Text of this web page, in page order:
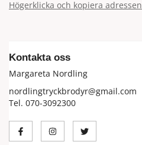
Högerklicka och kopiera adressen
Kontakta oss
Margareta Nordling
nordlingtryckbrodyr@gmail.com
Tel. 070-3092300